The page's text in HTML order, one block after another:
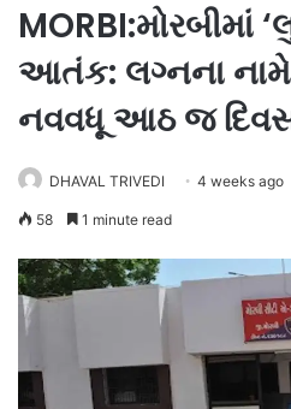
MORBI:મોરબીમાં
આતંક: લગ્નના નામે
નવવધૂ આઠ જ
DHAVAL TRIVEDI 4 weeks ago
58 1 minute read